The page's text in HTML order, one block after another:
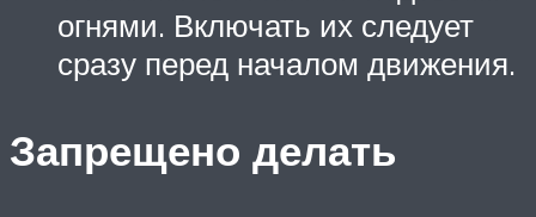
огнями. Включать их следует
сразу перед началом движения.
Запрещено делать